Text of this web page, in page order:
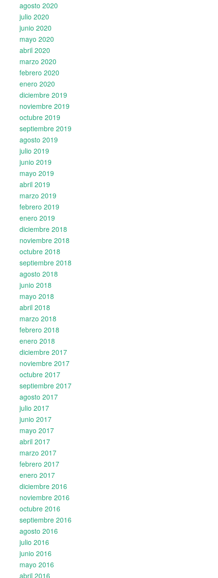
agosto 2020
julio 2020
junio 2020
mayo 2020
abril 2020
marzo 2020
febrero 2020
enero 2020
diciembre 2019
noviembre 2019
octubre 2019
septiembre 2019
agosto 2019
julio 2019
junio 2019
mayo 2019
abril 2019
marzo 2019
febrero 2019
enero 2019
diciembre 2018
noviembre 2018
octubre 2018
septiembre 2018
agosto 2018
junio 2018
mayo 2018
abril 2018
marzo 2018
febrero 2018
enero 2018
diciembre 2017
noviembre 2017
octubre 2017
septiembre 2017
agosto 2017
julio 2017
junio 2017
mayo 2017
abril 2017
marzo 2017
febrero 2017
enero 2017
diciembre 2016
noviembre 2016
octubre 2016
septiembre 2016
agosto 2016
julio 2016
junio 2016
mayo 2016
abril 2016